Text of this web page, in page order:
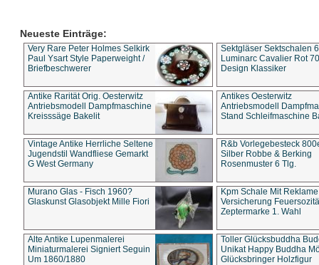
Neueste Einträge:
Very Rare Peter Holmes Selkirk
Paul Ysart Style Paperweight /
Briefbeschwerer
Sektgläser Sektschalen
Luminarc Cavalier Rot
Design Klassiker
Antike Rarität Orig. Oesterwitz
Antriebsmodell Dampfmaschine
Kreisssäge Bakelit
Antikes Oesterwitz
Antriebsmodell
Stand Schleifmaschine
Vintage Antike Herrliche Seltene
Jugendstil Wandfliese Gemarkt
G West Germany
R&b Vorlegebesteck
Silber Robbe & Berking
Rosenmuster 6 Tlg.
Murano Glas - Fisch 1960?
Glaskunst Glasobjekt Mille Fiori
Kpm Schale Mit Reklame
Versicherung
Zeptermarke 1. Wahl
Alte Antike Lupenmalerei
Miniaturmalerei Signiert Seguin
Um 1860/1880
Toller Glücksbuddha
Unikat Happy Buddha
Glücksbringer Holzfigur